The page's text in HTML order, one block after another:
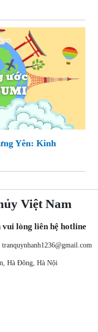
Yên: Kinh
Việt Nam
lòng liên hệ hotline
tranquynhanh1236@gmail.com
Hà Đông, Hà Nội